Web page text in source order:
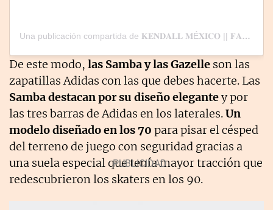
Una publicación compartida de 𝐊𝐄𝐍𝐃𝐀𝐋𝐋 𝐌É𝐗𝐈𝐂𝐎 || 𝐅𝐀𝐍 𝐏𝐀𝐆𝐄 (@kennyjennermx)
De este modo, las Samba y las Gazelle son las
zapatillas Adidas con las que debes hacerte. Las
Samba destacan por su diseño elegantey por
las tres barras de Adidas en los laterales.Un
modelo diseñado en los 70 para pisar el césped
del terreno de juego con seguridad gracias a
una suela especial que tenía mayor tracción que
redescubrieron los skaters en los 90.